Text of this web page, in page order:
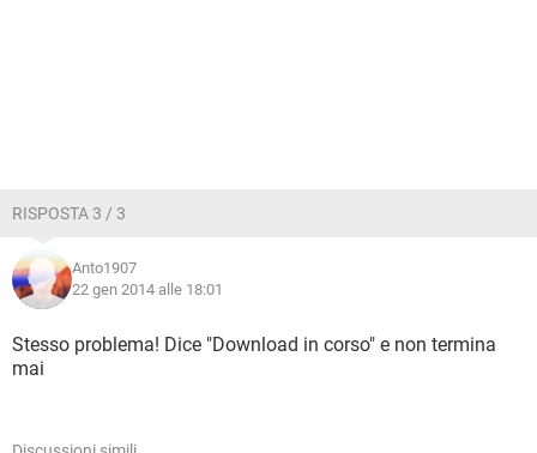
RISPOSTA 3 / 3
Anto1907
22 gen 2014 alle 18:01
Stesso problema! Dice "Download in corso" e non termina
mai